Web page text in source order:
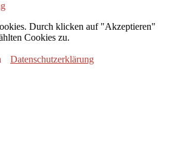
Durch klicken auf "Akzeptieren"
Cookies zu.
Datenschutzerklärung